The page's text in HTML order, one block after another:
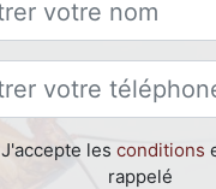
J'accepte les conditions
rappelé